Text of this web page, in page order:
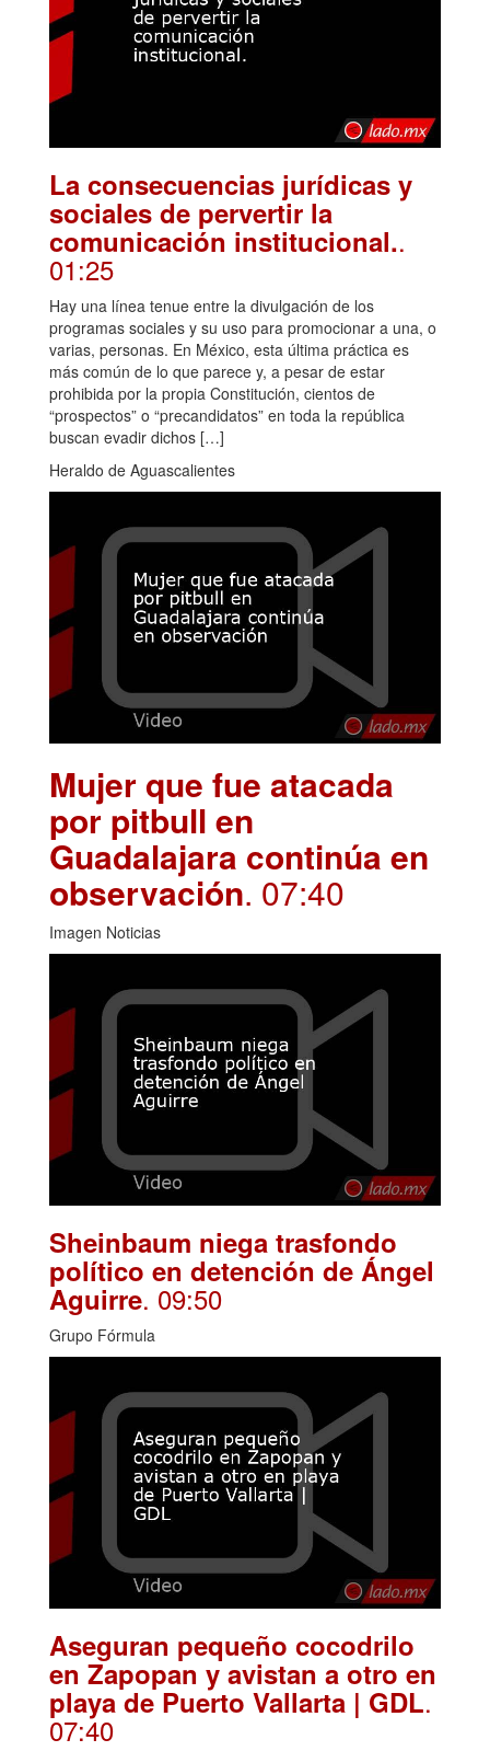
La consecuencias jurídicas y
sociales de pervertir la
comunicación institucional..
01:25
Hay una línea tenue entre la divulgación de los
programas sociales y su uso para promocionar a una, o
varias, personas. En México, esta última práctica es
más común de lo que parece y, a pesar de estar
prohibida por la propia Constitución, cientos de
“prospectos” o “precandidatos” en toda la república
buscan evadir dichos […]
Heraldo de Aguascalientes
Mujer que fue atacada
por pitbull en
Guadalajara continúa en
observación. 07:40
Imagen Noticias
Sheinbaum niega trasfondo
político en detención de Ángel
Aguirre. 09:50
Grupo Fórmula
Aseguran pequeño cocodrilo
en Zapopan y avistan a otro en
playa de Puerto Vallarta | GDL.
07:40